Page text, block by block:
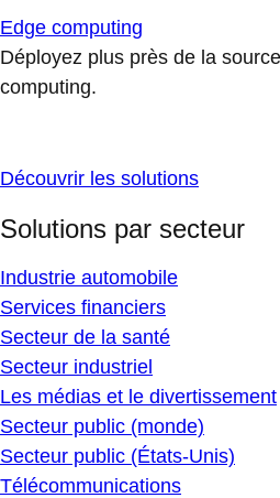
Edge computing
Déployez plus près de la
computing.
Découvrir les solutions
Solutions par secteur
Industrie automobile
Services financiers
Secteur de la santé
Secteur industriel
Les médias et le divertissement
Secteur public (monde)
Secteur public (États-Unis)
Télécommunications